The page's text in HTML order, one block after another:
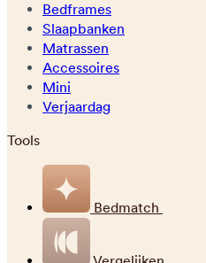
Bedframes
Slaapbanken
Matrassen
Accessoires
Mini
Verjaardag
Tools
Bedmatch